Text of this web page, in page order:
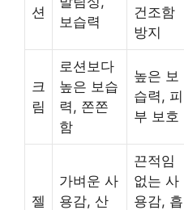
션
보습력
건조함
방지
크
림
로션보다
높은 보습
력, 쫀쫀
함
높은 보
습력, 피
부 보호
젤
가벼운 사
용감, 산
끈적임
없는 사
용감, 흡